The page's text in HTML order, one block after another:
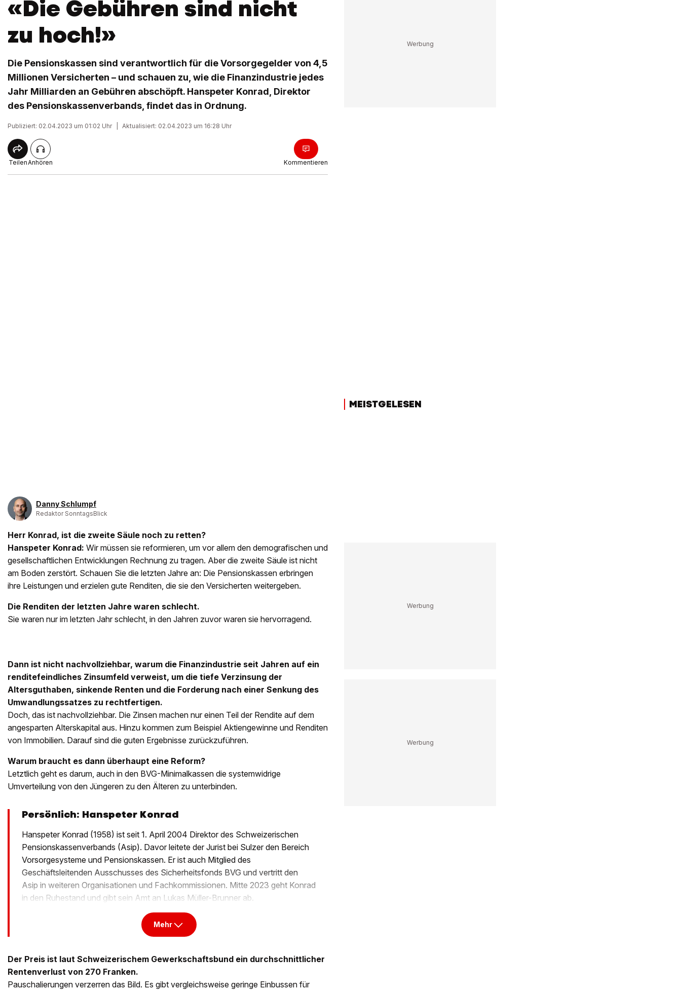
«Die Gebühren sind nicht
zu hoch!»
Die Pensionskassen sind verantwortlich für die Vorsorgegelder von 4,5
Millionen Versicherten – und schauen zu, wie die Finanzindustrie jedes
Jahr Milliarden an Gebühren abschöpft. Hanspeter Konrad, Direktor
des Pensionskassenverbands, findet das in Ordnung.
Publiziert: 02.04.2023 um 01:02 Uhr Aktualisiert: 02.04.2023 um 16:28 Uhr
TeilenAnhören Kommentieren
Danny Schlumpf
Redaktor SonntagsBlick
Herr Konrad, ist die zweite Säule noch zu retten?
Hanspeter Konrad: Wir müssen sie reformieren, um vor allem den demografischen und
gesellschaftlichen Entwicklungen Rechnung zu tragen. Aber die zweite Säule ist nicht
am Boden zerstört. Schauen Sie die letzten Jahre an: Die Pensionskassen erbringen
ihre Leistungen und erzielen gute Renditen, die sie den Versicherten weitergeben.
Die Renditen der letzten Jahre waren schlecht.
Sie waren nur im letzten Jahr schlecht, in den Jahren zuvor waren sie hervorragend.
Dann ist nicht nachvollziehbar, warum die Finanzindustrie seit Jahren auf ein
renditefeindliches Zinsumfeld verweist, um die tiefe Verzinsung der
Altersguthaben, sinkende Renten und die Forderung nach einer Senkung des
Umwandlungssatzes zu rechtfertigen.
Doch, das ist nachvollziehbar. Die Zinsen machen nur einen Teil der Rendite auf dem
angesparten Alterskapital aus. Hinzu kommen zum Beispiel Aktiengewinne und Renditen
von Immobilien. Darauf sind die guten Ergebnisse zurückzuführen.
Warum braucht es dann überhaupt eine Reform?
Letztlich geht es darum, auch in den BVG-Minimalkassen die systemwidrige
Umverteilung von den Jüngeren zu den Älteren zu unterbinden.
Persönlich: Hanspeter Konrad
Hanspeter Konrad (1958) ist seit 1. April 2004 Direktor des Schweizerischen
Pensionskassenverbands (Asip). Davor leitete der Jurist bei Sulzer den Bereich
Vorsorgesysteme und Pensionskassen. Er ist auch Mitglied des
Geschäftsleitenden Ausschusses des Sicherheitsfonds BVG und vertritt den
Asip in weiteren Organisationen und Fachkommissionen. Mitte 2023 geht Konrad
in den Ruhestand und gibt sein Amt an Lukas Müller-Brunner ab.
Mehr
Der Preis ist laut Schweizerischem Gewerkschaftsbund ein durchschnittlicher
Rentenverlust von 270 Franken.
Pauschalierungen verzerren das Bild. Es gibt vergleichsweise geringe Einbussen für
MEISTGELESEN